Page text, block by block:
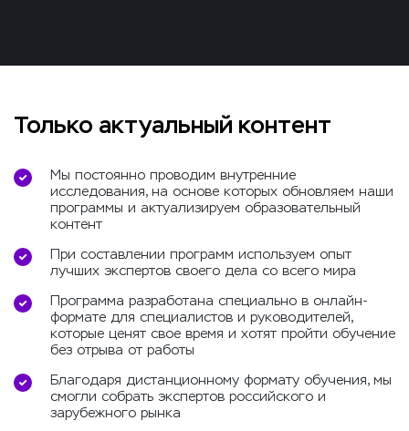
Только актуальный контент
Мы постоянно проводим внутренние
исследования, на основе которых обновляем наши
программы и актуализируем образовательный
контент
При составлении программ используем опыт
лучших экспертов своего дела со всего мира
Программа разработана специально в онлайн-
формате для специалистов и руководителей,
которые ценят свое время и хотят пройти обучение
без отрыва от работы
Благодаря дистанционному формату обучения, мы
смогли собрать экспертов российского и
зарубежного рынка